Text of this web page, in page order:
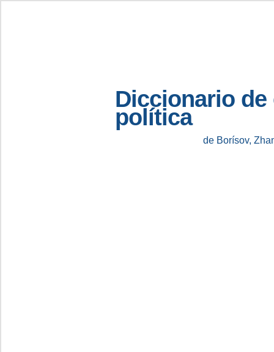
Diccionario de
política
de Borísov,